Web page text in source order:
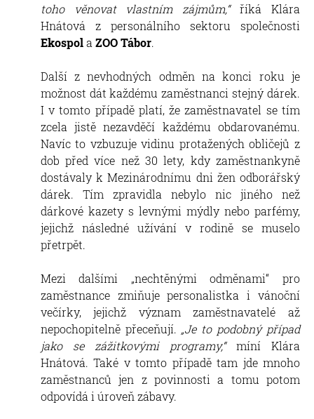
toho věnovat vlastním zájmům,“říká Klára
Hnátová z personálního sektoru společnosti
Ekospola ZOO Tábor.
Další z nevhodných odměn na konci roku je
možnost dát každému zaměstnanci stejný dárek.
I v tomto případě platí, že zaměstnavatel se tím
zcela jistě nezavděčí každému obdarovanému.
Navíc to vzbuzuje vidinu protažených obličejů z
dob před více než 30 lety, kdy zaměstnankyně
dostávaly k Mezinárodnímu dni žen odborářský
dárek. Tím zpravidla nebylo nic jiného než
dárkové kazety s levnými mýdly nebo parfémy,
jejichž následné užívání v rodině se muselo
přetrpět.
Mezi dalšími „nechtěnými odměnami“ pro
zaměstnance zmiňuje personalistka i vánoční
večírky, jejichž význam zaměstnavatelé až
nepochopitelně přeceňují. „Je to podobný případ
jako se zážitkovými programy,“míní Klára
Hnátová. Také v tomto případě tam jde mnoho
zaměstnanců jen z povinnosti a tomu potom
odpovídá i úroveň zábavy.